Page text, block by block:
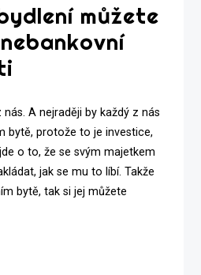
můžete
A nejraději by každý z nás
bytě, protože to je investice,
o to, že se svým majetkem
jak se mu to líbí. Takže
bytě, tak si jej můžete